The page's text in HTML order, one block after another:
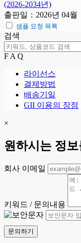
(2026-2034년)
출판일：2026년 04월
샘플 요청 목록
검색
F A Q
라이선스
결제방법
배송기일
GII 이용의 장점
×
원하시는 정
회사 이메일
키워드 / 문의내용
문의하기